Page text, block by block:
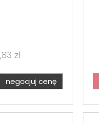
zł
negocjuj cenę